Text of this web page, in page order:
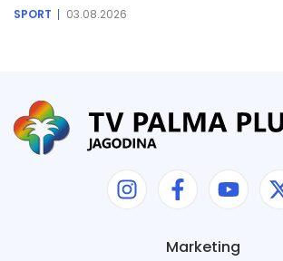
SPORT 03.08.2026
Marketing